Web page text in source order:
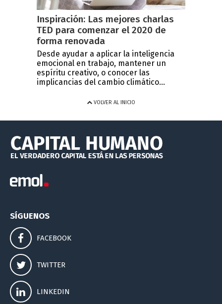
Inspiración: Las mejores charlas
TED para comenzar el 2020 de
forma renovada
Desde ayudar a aplicar la inteligencia
emocional en trabajo, mantener un
espíritu creativo, o conocer las
implicancias del cambio climático...
VOLVER AL INICIO
SÍGUENOS
FACEBOOK
TWITTER
LINKEDIN